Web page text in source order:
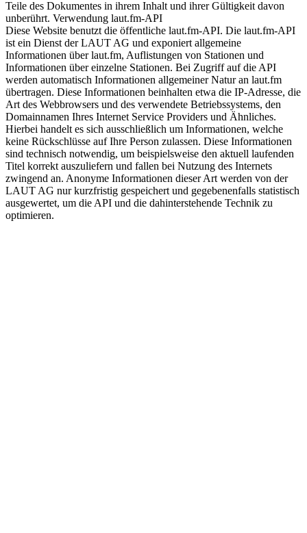
Teile des Dokumentes in ihrem Inhalt und ihrer Gültigkeit davon
unberührt. Verwendung laut.fm-API
Diese Website benutzt die öffentliche laut.fm-API. Die laut.fm-API
ist ein Dienst der LAUT AG und exponiert allgemeine
Informationen über laut.fm, Auflistungen von Stationen und
Informationen über einzelne Stationen. Bei Zugriff auf die API
werden automatisch Informationen allgemeiner Natur an laut.fm
übertragen. Diese Informationen beinhalten etwa die IP-Adresse, die
Art des Webbrowsers und des verwendete Betriebssystems, den
Domainnamen Ihres Internet Service Providers und Ähnliches.
Hierbei handelt es sich ausschließlich um Informationen, welche
keine Rückschlüsse auf Ihre Person zulassen. Diese Informationen
sind technisch notwendig, um beispielsweise den aktuell laufenden
Titel korrekt auszuliefern und fallen bei Nutzung des Internets
zwingend an. Anonyme Informationen dieser Art werden von der
LAUT AG nur kurzfristig gespeichert und gegebenenfalls statistisch
ausgewertet, um die API und die dahinterstehende Technik zu
optimieren.